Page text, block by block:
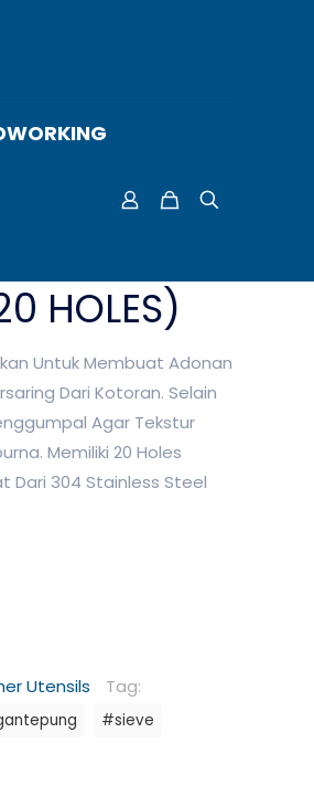
HOLES)
Untuk Membuat Adonan
Dari Kotoran. Selain
Agar Tekstur
Memiliki 20 Holes
Dari 304 Stainless Steel
Utensils Tag:
#sieve